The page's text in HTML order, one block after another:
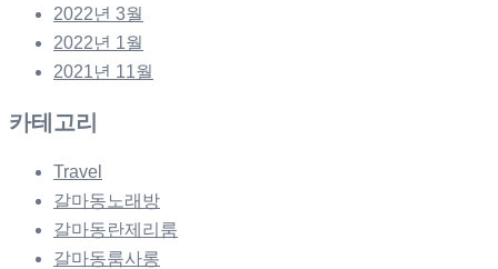
2022년 3월
2022년 1월
2021년 11월
카테고리
Travel
갈마동노래방
갈마동란제리룸
갈마동룸사롱